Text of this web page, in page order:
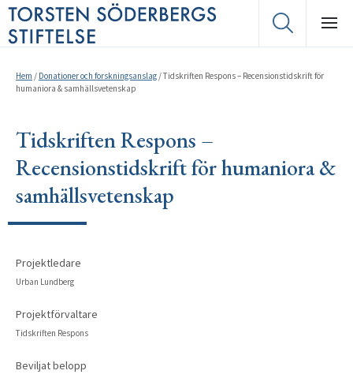
Hem / Donationer och forskningsanslag /Tidskriften Respons – Recensionstidskrift för
humaniora & samhällsvetenskap
Tidskriften Respons –
Recensionstidskrift för humaniora &
samhällsvetenskap
Projektledare
Urban Lundberg
Projektförvaltare
Tidskriften Respons
Beviljat belopp